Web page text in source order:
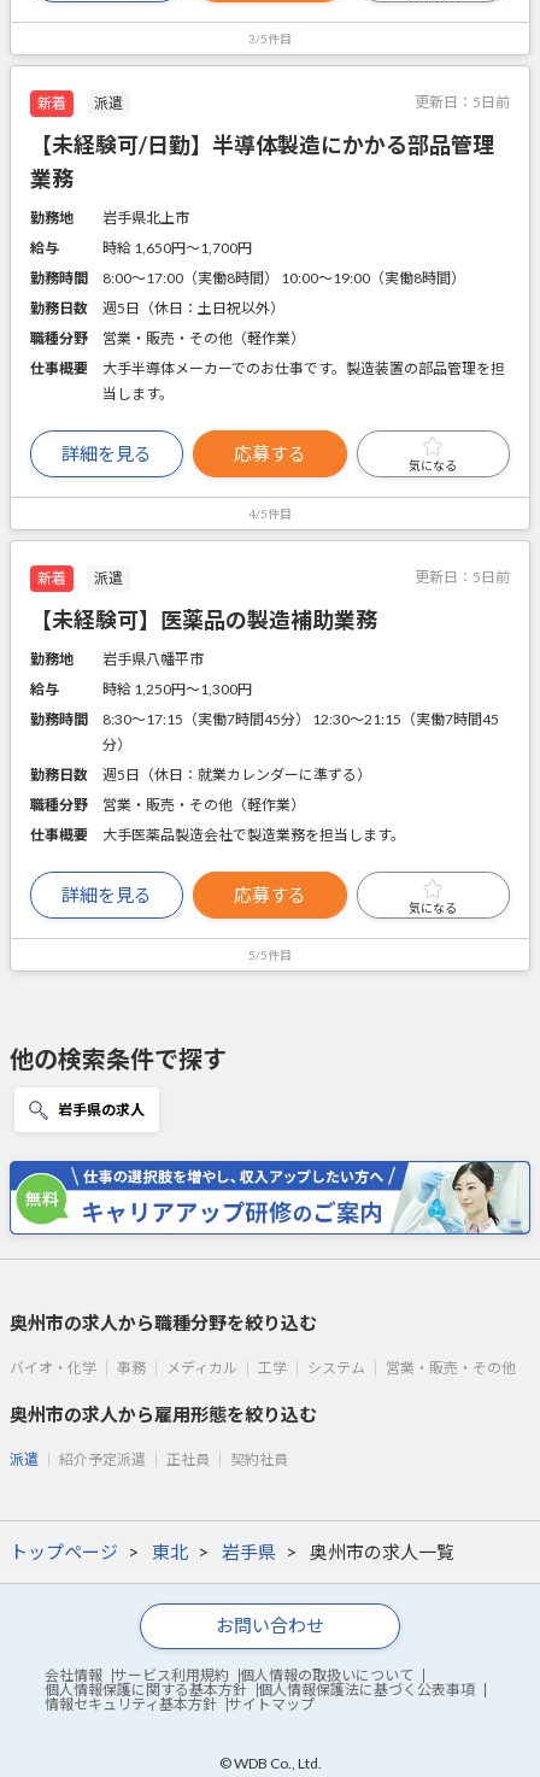
3/5件目
新着 派遣 更新日： 5日前
【未経験可/日勤】半導体製造にかかる部品管理
業務
勤務地
岩手県北上市
給与
時給 1,650円〜1,700円
勤務時間
8:00～17:00（実働8時間） 10:00～19:00（実働8時間）
勤務日数
週5日（休日：土日祝以外）
職種分野
営業・販売・その他（軽作業）
仕事概要
大手半導体メーカーでのお仕事です。製造装置の部品管理を担
当します。
詳細を見る 応募する
気になる
4/5件目
新着 派遣 更新日： 5日前
【未経験可】医薬品の製造補助業務
勤務地
岩手県八幡平市
給与
時給 1,250円〜1,300円
勤務時間
8:30～17:15（実働7時間45分） 12:30～21:15（実働7時間45
分）
勤務日数
週5日（休日：就業カレンダーに準ずる）
職種分野
営業・販売・その他（軽作業）
仕事概要
大手医薬品製造会社で製造業務を担当します。
詳細を見る 応募する
気になる
5/5件目
他の検索条件で探す
岩手県の求人
奥州市の求人から職種分野を絞り込む
バイオ・化学 事務 メディカル 工学 システム 営業・販売・その他
奥州市の求人から雇用形態を絞り込む
派遣 紹介予定派遣 正社員 契約社員
トップページ 東北 岩手県 奥州市の求人一覧
お問い合わせ
会社情報 サービス利用規約
個人情報の取扱いについて
個人情報保護に関する基本方針
個人情報保護法に基づく公表事項
情報セキュリティ基本方針
サイトマップ
© WDB Co., Ltd.